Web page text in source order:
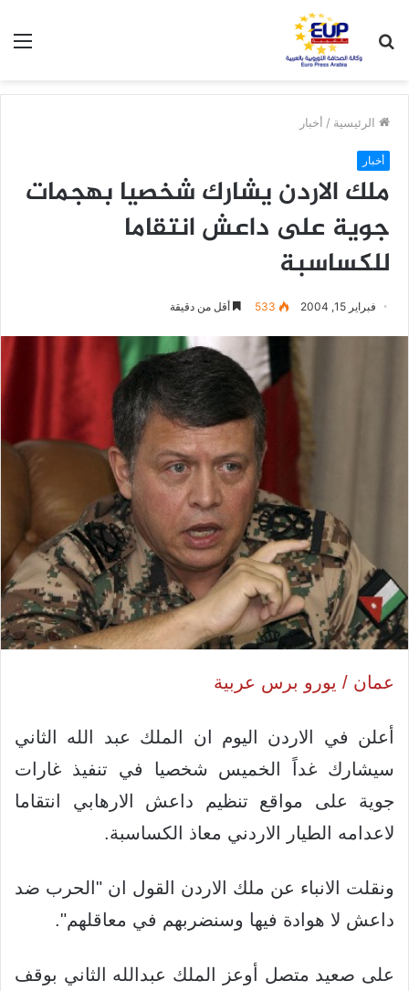
عن
الرئيسية / أخبار
أخبار
ملك الاردن يشارك شخصيا بهجمات
جوية على داعش انتقاما
للكساسبة
فبراير 15, 2004 533 أقل من دقيقة
عمان / يورو برس عربية
أعلن في الاردن اليوم ان الملك عبد الله الثاني
سيشارك غداً الخميس شخصيا في تنفيذ غارات
جوية على مواقع تنظيم داعش الارهابي انتقاما
لاعدامه الطيار الاردني معاذ الكساسبة.
ونقلت الانباء عن ملك الاردن القول ان "الحرب ضد
داعش لا هوادة فيها وسنضربهم في معاقلهم".
على صعيد متصل أوعز الملك عبدالله الثاني بوقف